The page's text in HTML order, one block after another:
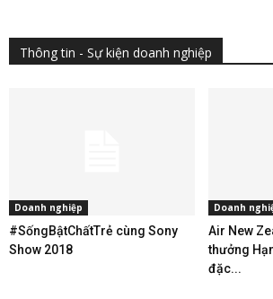
Thông tin - Sự kiện doanh nghiệp
Doanh nghiệp
#SốngBậtChấtTrẻ cùng Sony
Show 2018
Doanh
Air New
thưởng
đặc...